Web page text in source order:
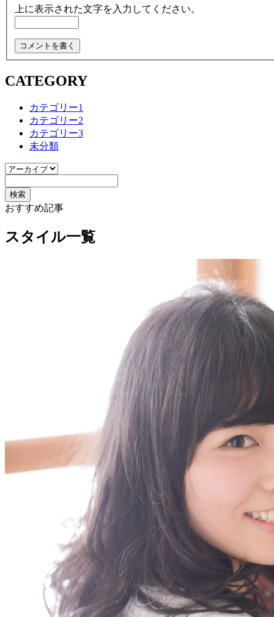
上に表示された文字を入力してください。
CATEGORY
カテゴリー1
カテゴリー2
カテゴリー3
未分類
おすすめ記事
スタイル一覧